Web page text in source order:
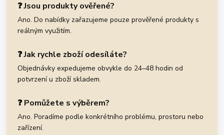
❓ Jsou produkty ověřené?
Ano. Do nabídky zařazujeme pouze prověřené produkty s
reálným využitím.
❓ Jak rychle zboží odesíláte?
Objednávky expedujeme obvykle do 24–48 hodin od
potvrzení u zboží skladem.
❓ Pomůžete s výběrem?
Ano. Poradíme podle konkrétního problému, prostoru nebo
zařízení.